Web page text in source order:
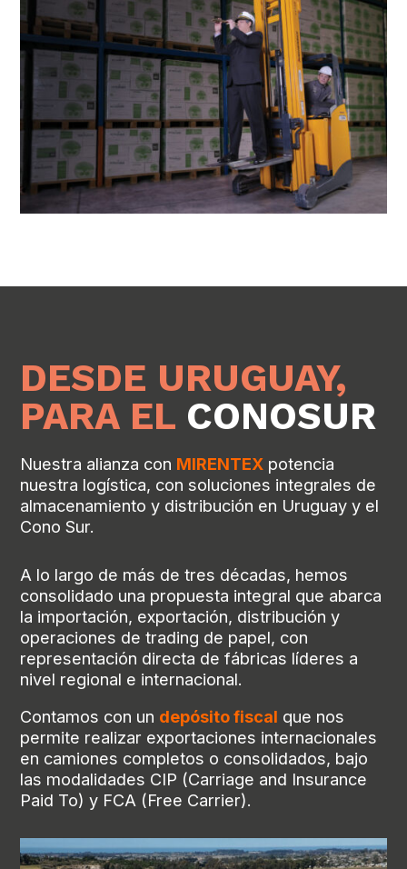
DESDE URUGUAY,
PARA EL CONOSUR
Nuestra alianza con MIRENTEX potencia
nuestra logística, con soluciones integrales de
almacenamiento y distribución en Uruguay y el
Cono Sur.
A lo largo de más de tres décadas, hemos
consolidado una propuesta integral que abarca
la importación, exportación, distribución y
operaciones de trading de papel, con
representación directa de fábricas líderes a
nivel regional e internacional.
Contamos con un depósito fiscal que nos
permite realizar exportaciones internacionales
en camiones completos o consolidados, bajo
las modalidades CIP (Carriage and Insurance
Paid To) y FCA (Free Carrier).